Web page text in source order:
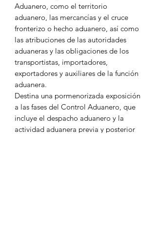
Aduanero, como el territorio
aduanero, las mercancías y el cruce
fronterizo o hecho aduanero, así como
las atribuciones de las autoridades
aduaneras y las obligaciones de los
transportistas, importadores,
exportadores y auxiliares de la función
aduanera.
Destina una pormenorizada exposición
a las fases del Control Aduanero, que
incluye el despacho aduanero y la
actividad aduanera previa y posterior